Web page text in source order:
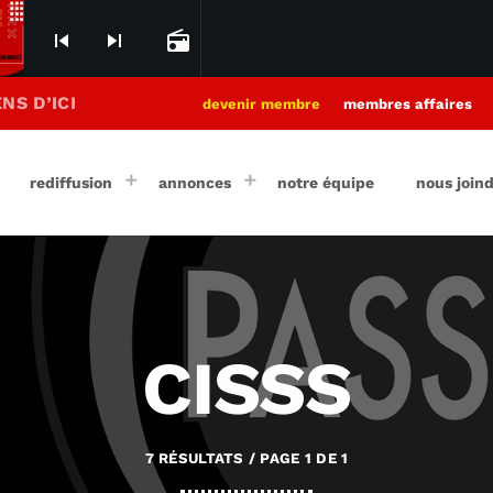
skip_previous skip_next radio
D’ICI devenir membre membres affaires
rediffusion annonces notre équipe nous
CISSS
7 RÉSULTATS / PAGE 1 DE 1